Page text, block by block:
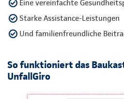
Eine vereinfachte
Starke Assistance-Leistungen
Und familienfreundliche
So funktioniert das
UnfallGiro